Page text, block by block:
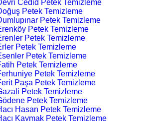
Cedid Petek Temizleme
Petek Temizleme
Petek Temizleme
Petek Temizleme
Petek Temizleme
Petek Temizleme
Petek Temizleme
Petek Temizleme
Petek Temizleme
Paşa Petek Temizleme
Petek Temizleme
Petek Temizleme
Hasan Petek Temizleme
Kaymak Petek Temizleme